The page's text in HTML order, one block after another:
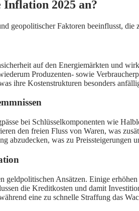
2025 an?
Faktoren beeinflusst, die
auf den Energiemärkten und
Produzenten- sowie
ihre Kostenstrukturen besonders
bei Schlüsselkomponenten wie
den freien Fluss von Waren, was
abzudecken, was zu Preissteigerungen
Ansätzen. Einige
die Kreditkosten und damit
eine zu schnelle Straffung das